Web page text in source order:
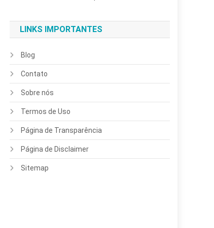
LINKS IMPORTANTES
Blog
Contato
Sobre nós
Termos de Uso
Página de Transparência
Página de Disclaimer
Sitemap